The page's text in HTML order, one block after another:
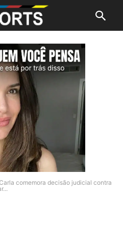
comemora decisão judicial contra